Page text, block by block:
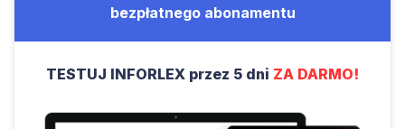
bezpłatnego abonamentu
TESTUJ INFORLEX przez 5 dni ZA DARMO!